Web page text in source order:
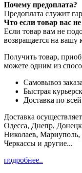
Почему предоплата?
Предоплата служит
Что если товар вас
Если товар вам не
возвращается на вашу
Получить товар,
можете одним из
Cамовывоз
Быстрая
Доставка по
Доставка
Одесса, Днепр,
Николаев,
Черкассы и другие...
подробнее..